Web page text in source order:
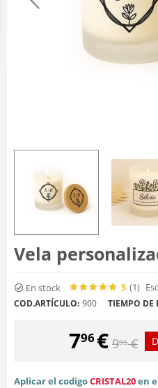
Vela
En stock 5 (1)
COD.ARTÍCULO: 900 TIEMPO DE
796€ 995 €
Aplicar el codigoCRISTAL20en